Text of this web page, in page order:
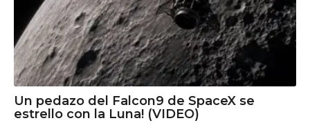
Un pedazo del Falcon9 de SpaceX se
estrello con la Luna! (VIDEO)